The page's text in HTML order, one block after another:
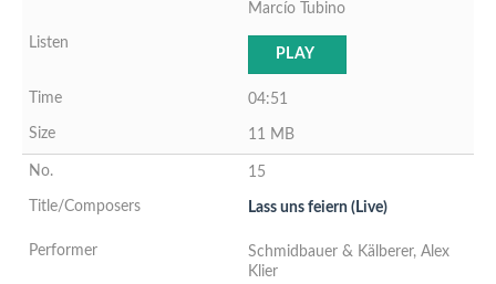
Marcío Tubino
PLAY
04:51
11 MB
15
Lass uns feiern (Live)
Schmidbauer & Kälberer, Alex
Klier